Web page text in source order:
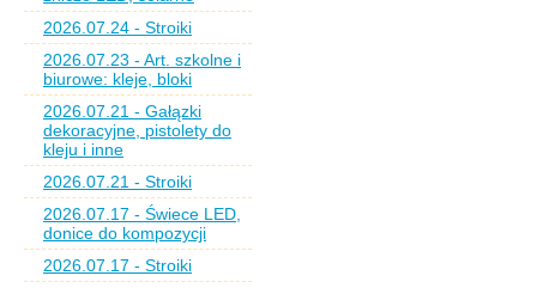
2026.07.24 - Stroiki
2026.07.23 - Art. szkolne i
biurowe: kleje, bloki
2026.07.21 - Gałązki
dekoracyjne, pistolety do
kleju i inne
2026.07.21 - Stroiki
2026.07.17 - Świece LED,
donice do kompozycji
2026.07.17 - Stroiki